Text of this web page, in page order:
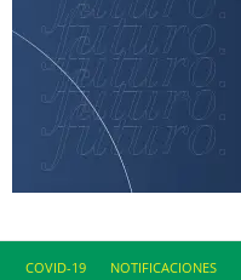
COVID-19 NOTIFICACIONES